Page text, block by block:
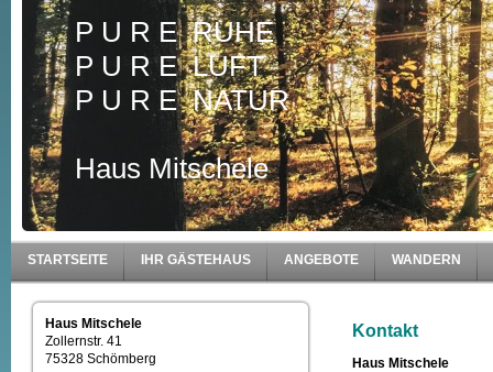
P U R E RUHE
P U R E LUFT
P U R E NATUR
Haus Mitschele
STARTSEITE IHR GÄSTEHAUS ANGEBOTE WANDERN
Haus Mitschele
Zollernstr. 41
75328 Schömberg
Kontakt
Haus Mitschele